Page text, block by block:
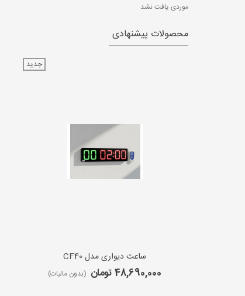
موردی یافت نشد
محصولات پیشنهادی
جدید
ساعت دیواری مدل CF40
48,690,000 تومان (بدون مالیات)